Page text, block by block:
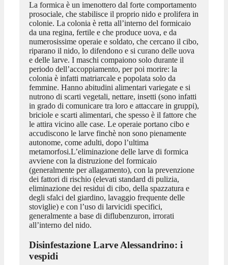
La formica è un imenottero dal forte comportamento
prosociale, che stabilisce il proprio nido e prolifera in
colonie. La colonia è retta all’interno del formicaio
da una regina, fertile e che produce uova, e da
numerosissime operaie e soldato, che cercano il cibo,
riparano il nido, lo difendono e si curano delle uova
e delle larve. I maschi compaiono solo durante il
periodo dell’accoppiamento, per poi morire: la
colonia è infatti matriarcale e popolata solo da
femmine. Hanno abitudini alimentari variegate e si
nutrono di scarti vegetali, nettare, insetti (sono infatti
in grado di comunicare tra loro e attaccare in gruppi),
briciole e scarti alimentari, che spesso è il fattore che
le attira vicino alle case. Le operaie portano cibo e
accudiscono le larve finchè non sono pienamente
autonome, come adulti, dopo l’ultima
metamorfosi.L’eliminazione delle larve di formica
avviene con la distruzione del formicaio
(generalmente per allagamento), con la prevenzione
dei fattori di rischio (elevati standard di pulizia,
eliminazione dei residui di cibo, della spazzatura e
degli sfalci del giardino, lavaggio frequente delle
stoviglie) e con l’uso di larvicidi specifici,
generalmente a base di diflubenzuron, irrorati
all’interno del nido.
Disinfestazione Larve Alessandrino: i
vespidi